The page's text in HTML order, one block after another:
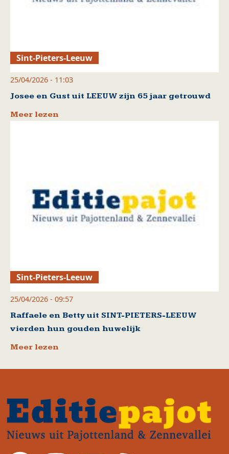
Sint-Pieters-Leeuw
25/04/2026 - 11:03
Josee en Gust uit LEEUW zijn 65 jaar getrouwd
Meer lezen
Sint-Pieters-Leeuw
25/04/2026 - 09:57
Raffaele en Betty uit SINT-PIETERS-LEEUW
vierden hun gouden huwelijk
Meer lezen